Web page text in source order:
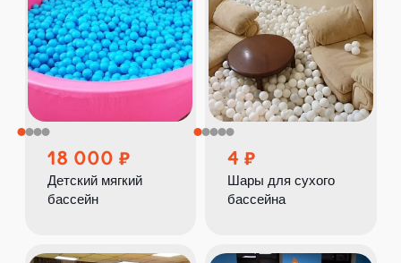
18 000
Детский мягкий
бассейн
4
Шары для сухого
бассейна